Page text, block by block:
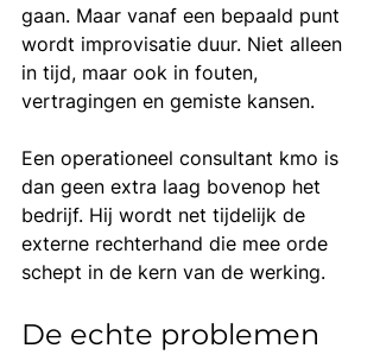
gaan. Maar vanaf een bepaald punt
wordt improvisatie duur. Niet alleen
in tijd, maar ook in fouten,
vertragingen en gemiste kansen.
Een operationeel consultant kmo is
dan geen extra laag bovenop het
bedrijf. Hij wordt net tijdelijk de
externe rechterhand die mee orde
schept in de kern van de werking.
De echte problemen